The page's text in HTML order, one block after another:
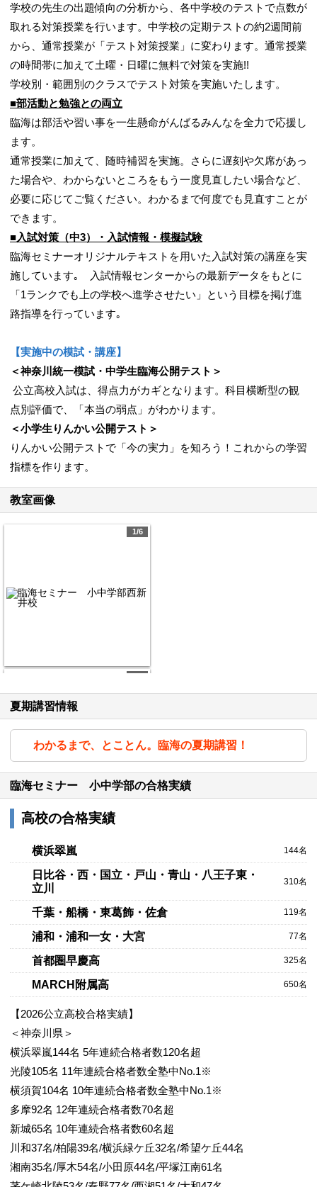
学校の先生の出題傾向の分析から、各中学校のテストで点数が
取れる対策授業を行います。中学校の定期テストの約2週間前
から、通常授業が「テスト対策授業」に変わります。通常授業
の時間帯に加えて土曜・日曜に無料で対策を実施!!
学校別・範囲別のクラスでテスト対策を実施いたします。
■部活動と勉強との両立
臨海は部活や習い事を一生懸命がんばるみんなを全力で応援し
ます。
通常授業に加えて、随時補習を実施。さらに遅刻や欠席があっ
た場合や、わからないところをもう一度見直したい場合など、
必要に応じてご覧ください。わかるまで何度でも見直すことが
できます。
■入試対策（中3）・入試情報・模擬試験
臨海セミナーオリジナルテキストを用いた入試対策の講座を実
施しています｡ 入試情報センターからの最新データをもとに
「1ランクでも上の学校へ進学させたい」という目標を掲げ進
路指導を行っています｡
【実施中の模試・講座】
＜神奈川統一模試・中学生臨海公開テスト＞
公立高校入試は、得点力がカギとなります。科目横断型の観
点別評価で、「本当の弱点」がわかります。
＜小学生りんかい公開テスト＞
りんかい公開テストで「今の実力」を知ろう！これからの学習
指標を作ります。
教室画像
1/6
2/6
5/6
夏期講習情報
わかるまで、とことん。臨海の夏期講習！
臨海セミナー 小中学部の合格実績
高校の合格実績
横浜翠嵐 144名
日比谷・西・国立・戸山・青山・八王子東・
立川
310名
千葉・船橋・東葛飾・佐倉 119名
浦和・浦和一女・大宮 77名
首都圏早慶高 325名
MARCH附属高 650名
【2026公立高校合格実績】
＜神奈川県＞
横浜翠嵐144名 5年連続合格者数120名超
光陵105名 11年連続合格者数全塾中No.1※
横須賀104名 10年連続合格者数全塾中No.1※
多摩92名 12年連続合格者数70名超
新城65名 10年連続合格者数60名超
川和37名/柏陽39名/横浜緑ケ丘32名/希望ケ丘44名
湘南35名/厚木54名/小田原44名/平塚江南61名